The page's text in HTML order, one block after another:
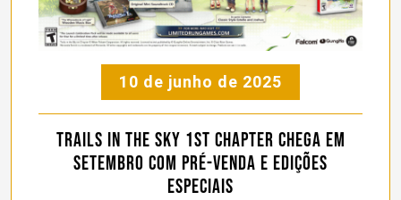
10 de junho de 2025
Trails in the Sky 1st Chapter chega em
setembro com pré-venda e edições
especiais